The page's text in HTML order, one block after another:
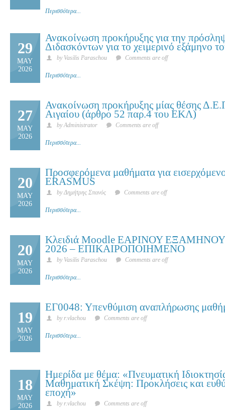
Περισσότερα...
29
MAY
2026
Ανακοίνωση προκήρυξης για την
Διδασκόντων για το χειμερινό εξάμηνο
by Vasilis Paraschou Comments are off
Περισσότερα...
27
MAY
2026
Ανακοίνωση προκήρυξης μίας θέσης
Αιγαίου (άρθρο 52 παρ.4 του ΕΚΛ)
by Administrator Comments are off
Περισσότερα...
20
MAY
2026
Προσφερόμενα μαθήματα για
ERASMUS
by Δημήτρης Σπανός Comments are off
Περισσότερα...
20
MAY
2026
Κλειδιά Moodle ΕΑΡΙΝΟΥ
2026 – ΕΠΙΚΑΙΡΟΠΟΙΗΜΕΝΟ
by Vasilis Paraschou Comments are off
Περισσότερα...
19
MAY
2026
ΕΓ0048: Υπενθύμιση αναπλήρωσης
by r.vlachou Comments are off
Περισσότερα...
18
MAY
2026
Ημερίδα με θέμα: «Πνευματική
Μαθηματική Σκέψη: Προκλήσεις και
εποχή»
by r.vlachou Comments are off